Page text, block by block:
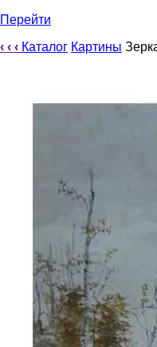
Перейти
‹ ‹ ‹ Каталог Картины